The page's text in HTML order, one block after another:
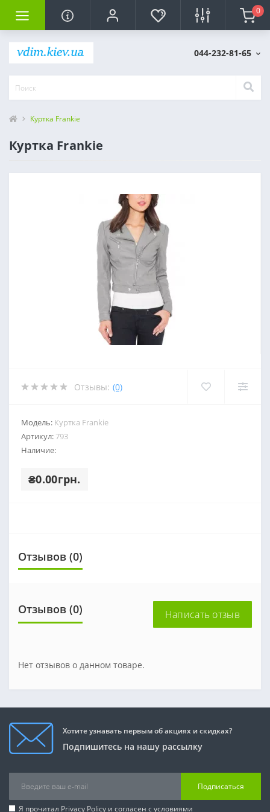
0
044-232-81-65
Куртка Frankie
Куртка Frankie
Отзывы: (0)
Модель: Куртка Frankie
Артикул:793
Наличие:
₴0.00грн.
Отзывов (0)
Отзывов (0) Написать отзыв
Нет отзывов о данном товаре.
Хотите узнавать первым об акциях и скидках?
Подпишитесь на нашу рассылку
Подписаться
Я прочитал Privacy Policy и согласен с условиями